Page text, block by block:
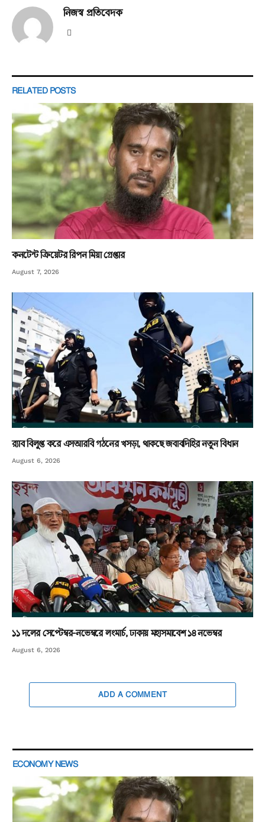
নিজস্ব প্রতিবেদক
RELATED POSTS
কনটেন্ট ক্রিয়েটর রিপন মিয়া গ্রেপ্তার
August 7, 2026
র‌্যাব বিলুপ্ত করে এসআরবি গঠনের খসড়া, থাকছে জবাবদিহির নতুন বিধান
August 6, 2026
১১ দলের সেপ্টেম্বর-নভেম্বরে লংমার্চ, ঢাকায় মহাসমাবেশ ১৪ নভেম্বর
August 6, 2026
ADD A COMMENT
ECONOMY NEWS